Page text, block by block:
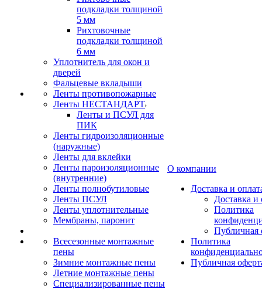
подкладки толщиной
5 мм
Рихтовочные
подкладки толщиной
6 мм
Уплотнитель для окон и
дверей
Фальцевые вкладыши
Ленты противопожарные
Ленты НЕСТАНДАРТ
Ленты и ПСУЛ для
ПИК
Ленты гидроизоляционные
(наружные)
Ленты для вклейки
Ленты пароизоляционные
(внутренние)
Ленты полнобутиловые
Ленты ПСУЛ
Ленты уплотнительные
Мембраны, паронит
Всесезонные монтажные
пены
Зимние монтажные пены
Летние монтажные пены
Специализированные пены
О компании
Доставка и
Доставка и
Политика
Публичная
Политика
Публичная